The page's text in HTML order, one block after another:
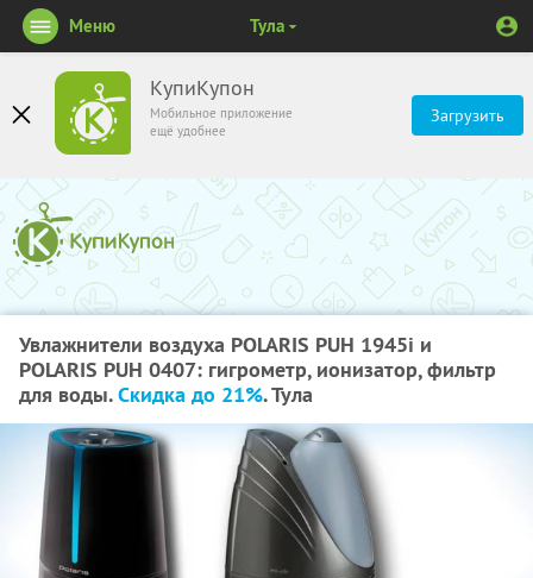
КупиКупон
Мобильное приложение
ещё удобнее
Загрузить
Меню Тула
Увлажнители воздуха POLARIS PUH 1945i и
POLARIS PUH 0407: гигрометр, ионизатор, фильтр
для воды.Скидка до 21%. Тула